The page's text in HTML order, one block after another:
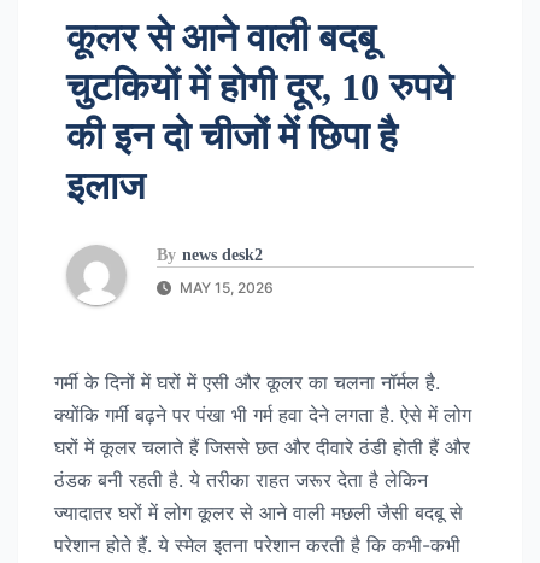
कूलर से आने वाली बदबू
चुटकियों में होगी दूर, 10 रुपये
की इन दो चीजों में छिपा है
इलाज
By news desk2
MAY 15, 2026
गर्मी के दिनों में घरों में एसी और कूलर का चलना नॉर्मल है.
क्योंकि गर्मी बढ़ने पर पंखा भी गर्म हवा देने लगता है. ऐसे में लोग
घरों में कूलर चलाते हैं जिससे छत और दीवारे ठंडी होती हैं और
ठंडक बनी रहती है. ये तरीका राहत जरूर देता है लेकिन
ज्यादातर घरों में लोग कूलर से आने वाली मछली जैसी बदबू से
परेशान होते हैं. ये स्मेल इतना परेशान करती है कि कभी-कभी